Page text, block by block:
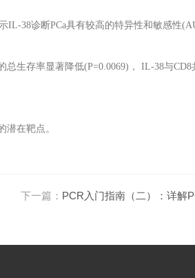
IL-38诊断PCa具有较高的特异性和敏感性
总生存率显著降低(P=0.0069) ， IL-38与CD8
在靶点。
下一篇： PCR入门指南（二）：详解